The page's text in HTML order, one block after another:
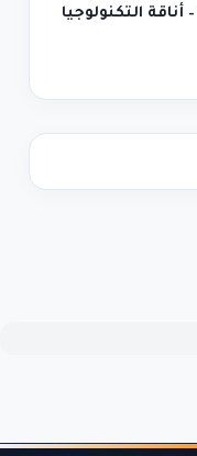
استكشف ساعة هواوي fit 5 pro – أناقة التكنولوجيا